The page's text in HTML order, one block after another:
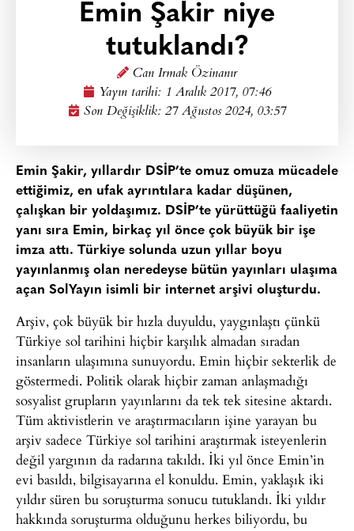
Emin Şakir niye
tutuklandı?
Can Irmak Özinanır
Yayın tarihi: 1 Aralık 2017, 07:46
Son Değişiklik: 27 Ağustos 2024, 03:57
Emin Şakir, yıllardır DSİP’te omuz omuza mücadele
ettiğimiz, en ufak ayrıntılara kadar düşünen,
çalışkan bir yoldaşımız. DSİP’te yürüttüğü faaliyetin
yanı sıra Emin, birkaç yıl önce çok büyük bir işe
imza attı. Türkiye solunda uzun yıllar boyu
yayınlanmış olan neredeyse bütün yayınları ulaşıma
açan SolYayın isimli bir internet arşivi oluşturdu.
Arşiv, çok büyük bir hızla duyuldu, yaygınlaştı çünkü
Türkiye sol tarihini hiçbir karşılık almadan sıradan
insanların ulaşımına sunuyordu. Emin hiçbir sekterlik de
göstermedi. Politik olarak hiçbir zaman anlaşmadığı
sosyalist grupların yayınlarını da tek tek sitesine aktardı.
Tüm aktivistlerin ve araştırmacıların işine yarayan bu
arşiv sadece Türkiye sol tarihini araştırmak isteyenlerin
değil yargının da radarına takıldı. İki yıl önce Emin’in
evi basıldı, bilgisayarına el konuldu. Emin, yaklaşık iki
yıldır süren bu soruşturma sonucu tutuklandı. İki yıldır
hakkında soruşturma olduğunu herkes biliyordu, bu